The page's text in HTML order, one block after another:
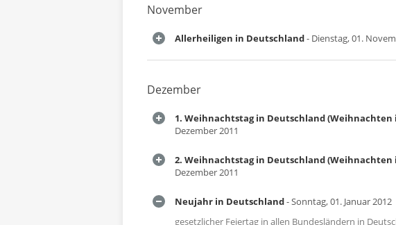
November
Allerheiligen in Deutschland- Dienstag, 01.
Dezember
1. Weihnachtstag in Deutschland
Dezember 2011
2. Weihnachtstag in Deutschland (Weihnachten
Dezember 2011
Neujahr in Deutschland- Sonntag, 01. Januar 2012
gesetzlicher Feiertag in allen Bundesländern in